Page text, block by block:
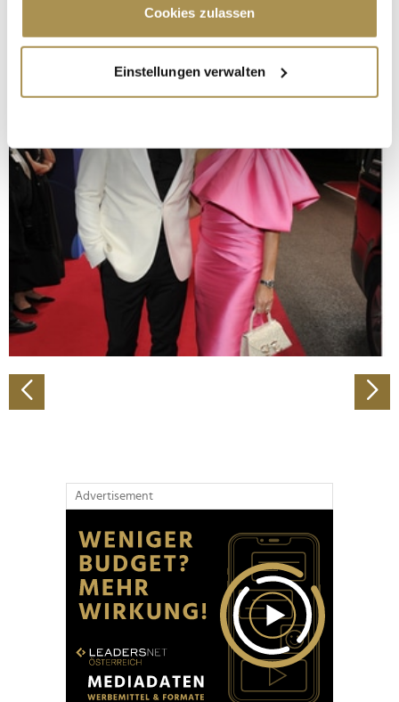
Trigger Symbol ändern oder widerrufen
Informationen über Ihre geografische Lage
erfassen, welche bis auf einige Meter genau sein
bestimmten Merkmalen (Fingerprinting) identifizieren
Erfahren Sie mehr darüber, wie Ihre persönlichen Daten
verarbeitet werden, und legen Sie Ihre Präferenzen im
Abschnitt Einzelheiten
fest.
Wir verwenden Cookies, um Inhalte und Anzeigen zu
personalisieren, Funktionen für soziale Medien anbieten
zu können und die Zugriffe auf unsere Website zu
analysieren. Außerdem geben wir Informationen zu Ihrer
Verwendung unserer Website an unsere Partner für
soziale Medien, Werbung und Analysen weiter. Unsere
Partner führen diese Informationen möglicherweise mit
Cookies zulassen
Einstellungen verwalten
Advertisement